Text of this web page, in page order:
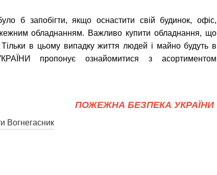
б запобігти, якщо оснастити свій будинок, офіс,
обладнанням. Важливо купити обладнання, що
в цьому випадку життя людей і майно будуть в
пропонує ознайомитися з асортиментом
ПОЖЕЖНА БЕЗПЕКА УКРАЇНИ